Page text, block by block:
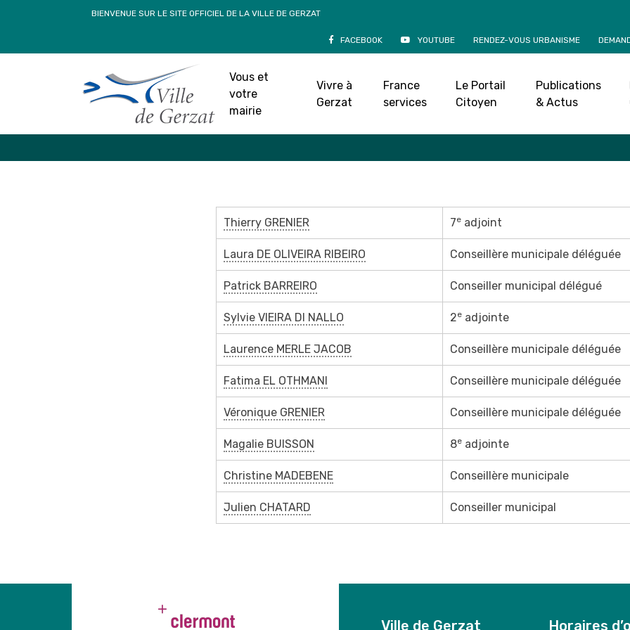
BIENVENUE SUR LE SITE OFFICIEL DE LA VILLE DE GERZAT
FACEBOOK YOUTUBE RENDEZ-VOUS URBANISME
Vous et
votre
mairie
Vivre à
Gerzat
France
services
Le Portail
Citoyen
Publications
& Actus
1ère Commission – Enfance et
»Vous et votre mairie»Le Conseil municipal Commissions municipales» 1ère
Thierry GRENIER 7e adjoint
Laura DE OLIVEIRA RIBEIRO Conseillère municipale déléguée
Patrick BARREIRO Conseiller municipal délégué
Sylvie VIEIRA DI NALLO 2e adjointe
Laurence MERLE JACOB Conseillère municipale déléguée
Fatima EL OTHMANI Conseillère municipale déléguée
Véronique GRENIER Conseillère municipale déléguée
Magalie BUISSON 8e adjointe
Christine MADEBENE Conseillère municipale
Julien CHATARD Conseiller municipal
Ville de Gerzat Horaires